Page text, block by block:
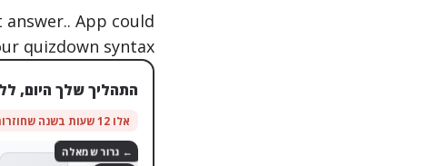
התהליך שלך היום,
אלו 12 שעות בשנה שחוזרות אליך
1
← גרור שמאלה